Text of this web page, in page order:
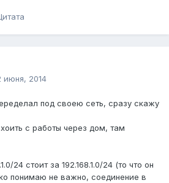
июня, 2014
под своею сеть, сразу скажу
с работы через дом, там
24 стоит за 192.168.1.0/24 (то что он
понимаю не важно, соединение в